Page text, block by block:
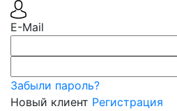
E-Mail
Забыли пароль?
Новый клиент Регистрация